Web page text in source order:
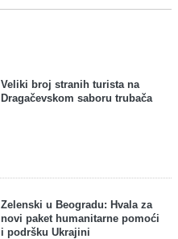
Veliki broj stranih turista na
Dragačevskom saboru trubača
Zelenski u Beogradu: Hvala za
novi paket humanitarne pomoći
i podršku Ukrajini